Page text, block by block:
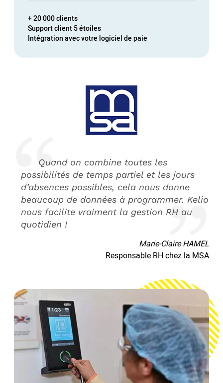
+ 20 000 clients
Support client 5 étoiles
Intégration avec votre logiciel de paie
Quand on combine toutes les
possibilités de temps partiel et les jours
d’absences possibles, cela nous donne
beaucoup de données à programmer. Kelio
nous facilite vraiment la gestion RH au
quotidien !
Marie-Claire HAMEL
Responsable RH chez la MSA